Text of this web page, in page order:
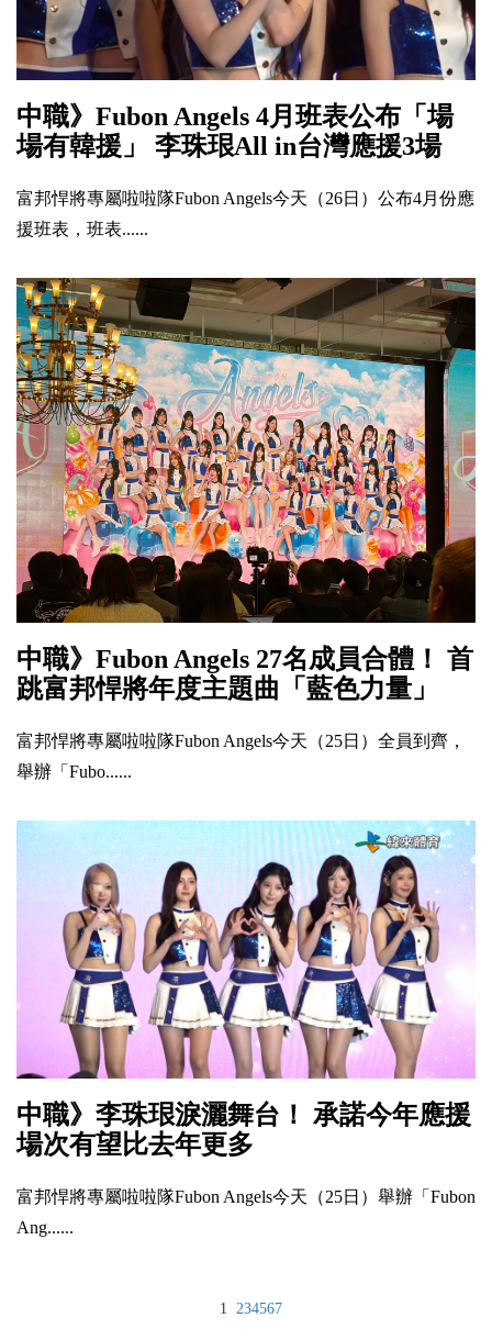
中職》Fubon Angels 4月班表公布「場
場有韓援」 李珠珢All in台灣應援3場
富邦悍將專屬啦啦隊Fubon Angels今天（26日）公布4月份應
援班表，班表......
中職》Fubon Angels 27名成員合體！ 首
跳富邦悍將年度主題曲「藍色力量」
富邦悍將專屬啦啦隊Fubon Angels今天（25日）全員到齊，
舉辦「Fubo......
中職》李珠珢淚灑舞台！ 承諾今年應援
場次有望比去年更多
富邦悍將專屬啦啦隊Fubon Angels今天（25日）舉辦「Fubon
Ang......
1 234567